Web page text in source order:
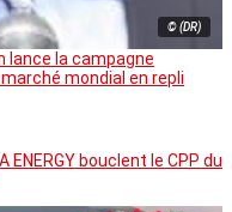
© (DR)
lance la campagne
mondial en repli
ENERGY bouclent le CPP du